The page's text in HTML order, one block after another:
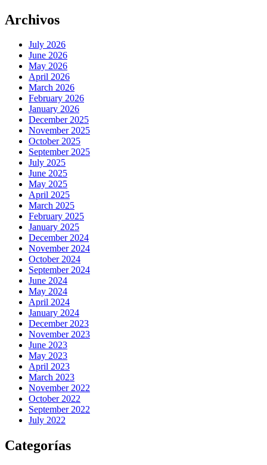
Archivos
July 2026
June 2026
May 2026
April 2026
March 2026
February 2026
January 2026
December 2025
November 2025
October 2025
September 2025
July 2025
June 2025
May 2025
April 2025
March 2025
February 2025
January 2025
December 2024
November 2024
October 2024
September 2024
June 2024
May 2024
April 2024
January 2024
December 2023
November 2023
June 2023
May 2023
April 2023
March 2023
November 2022
October 2022
September 2022
July 2022
Categorías